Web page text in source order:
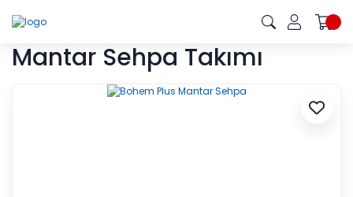
Mantar Sehpa Takımı